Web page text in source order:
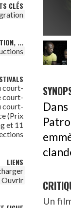
CLÉS
...
court-
court-
court-
(Prix
et 11
LIENS
Ouvrir
Un